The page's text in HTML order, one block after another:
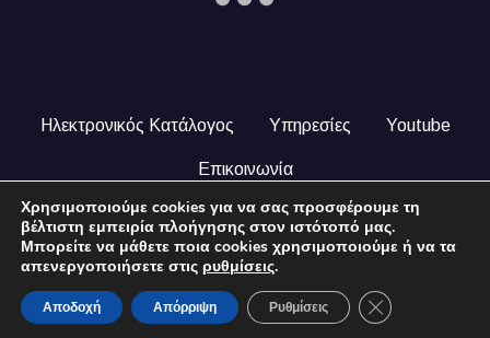
Ηλεκτρονικός Κατάλογος Υπηρεσίες Youtube
Επικοινωνία
© 2024 COPYRIGHT ILEKTRONIKOSKATALOGOS.GR. ALL
RIGHTS RESERVED.
Χρησιμοποιούμε cookies για να σας προσφέρουμε τη
βέλτιστη εμπειρία πλοήγησης στον ιστότοπό μας.
Μπορείτε να μάθετε ποια cookies χρησιμοποιούμε ή να τα
απενεργοποιήσετε στις ρυθμίσεις.
Αποδοχή Απόρριψη Ρυθμίσεις Close GDPR